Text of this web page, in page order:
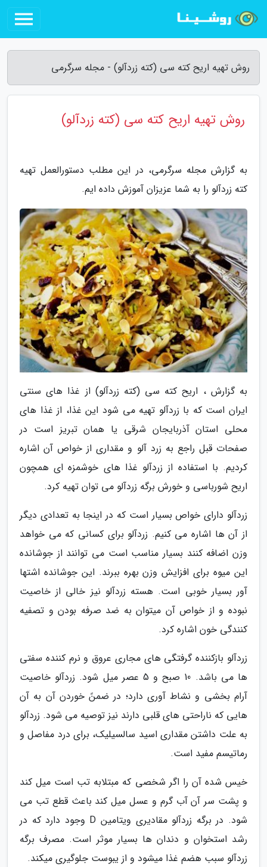
روش تهیه اریح کته سی (کته زردآلو) - مجله سرگرمی
روش تهیه اریح کته سی (کته زردآلو)
به گزارش مجله سرگرمی، در این مطلب دستورالعمل تهیه
کته زردآلو را به شما عزیزان آموزش داده ایم.
به گزارش ، اریح کته سی (کته زردآلو) از غذا های سنتی
ایران است که با زردآلو تهیه می شود این غذا، از غذا های
محلی استان آذربایجان شرقی یا همان تبریز است در
صفحات قبل راجع به زرد آلو و مقداری از خواص آن اشاره
کردیم. با استفاده از زردآلو غذا های خوشمزه ای همچون
اریح شورباسی و خورش برگه زردآلو می توان تهیه کرد.
زردآلو دارای خواص بسیار است که در اینجا به تعدادی دیگر
از آن ها اشاره می کنیم. زردآلو برای کسانی که می خواهد
وزن اضافه کنند بسیار مناسب است می توانند از جوشانده
این میوه برای افزایش وزن بهره ببرند. این جوشانده اشتها
آور بسیار خوبی است. هسته زردآلو نیز خالی از خاصیت
نبوده و از خواص آن میتوان به ضد صرفه بودن و تصفیه
کنندگی خون اشاره کرد.
زردآلو بازکننده گرفتگی های مجاری عروق و نرم کننده سفتی
ها می باشد. 10 صبح و 5 عصر میل شود. زردآلو خاصیت
آرام بخشی و نشاط آوری دارد؛ در ضمنً خوردن آن به آن
هایی که ناراحتی های قلبی دارند نیز توصیه می شود. زردآلو
به علت داشتن مقدارى اسید سالسیلیک، براى درد مفاصل و
رماتیسم مفید است.
خیس شده آن را اگر شخصی که مبتلابه تب است میل کند
و پشت سر آن آب گرم و عسل میل کند باعث قطع تب می
شود. در برگه زردآلو مقادیری ویتامین D وجود دارد که در
رشد استخوان و دندان ها بسیار موثر است. مصرف برگه
زردآلو سبب هضم غذا میشود و از یبوست جلوگیری میکند.